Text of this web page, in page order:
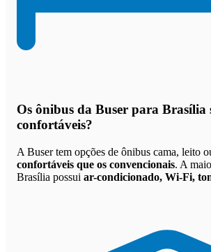
Os ônibus da Buser para Brasília
confortáveis?
A Buser tem opções de ônibus cama, leito
confortáveis que os convencionais. A
Brasília possui ar-condicionado, Wi-Fi,